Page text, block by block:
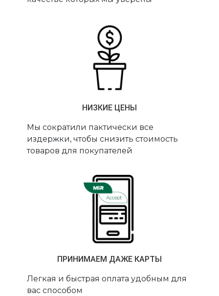
НИЗКИЕ ЦЕНЫ
Мы сократили пактически все
издержки, чтобы снизить стоимость
товаров для покупателей
ПРИНИМАЕМ ДАЖЕ КАРТЫ
Легкая и быстрая оплата удобным для
вас способом